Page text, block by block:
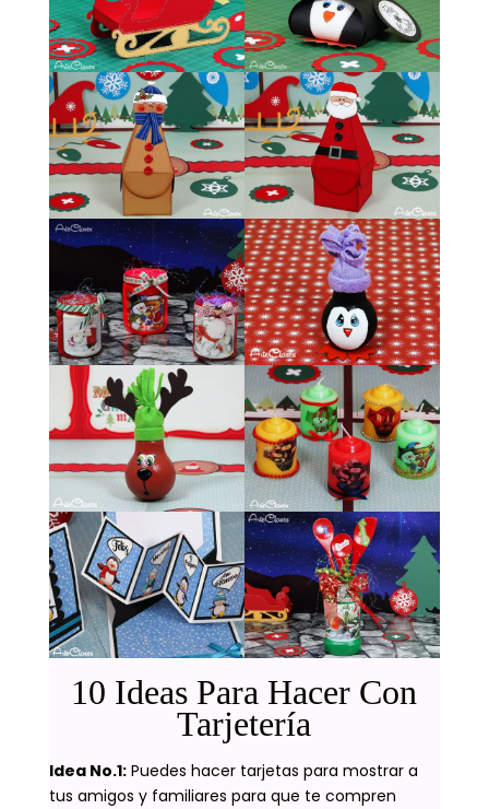
10 Ideas Para Hacer Con
Tarjetería
Idea No.1:Puedes hacer tarjetas para mostrar a
tus amigos y familiares para que te compren